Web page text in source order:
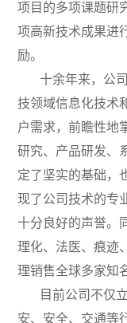
项目的多项课题研
项高新技术成果进
励。
十余年来，公司
技领域信息化技术
户需求，前瞻性地
研究、产品研发、
定了坚实的基础，
现了公司技术的专
十分良好的声誉。
理化、法医、痕迹
理销售全球多家知
目前公司不仅立
安、安全、交通等